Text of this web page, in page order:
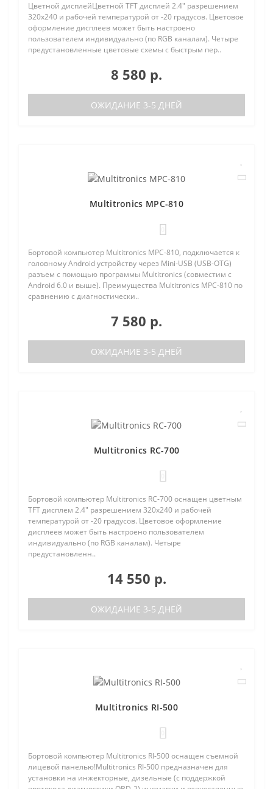
Цветной дисплейЦветной TFT дисплей 2.4" разрешением
320х240 и рабочей температурой от -20 градусов. Цветовое
оформление дисплеев может быть настроено
пользователем индивидуально (по RGB каналам). Четыре
предустановленные цветовые схемы с быстрым пер..
8 580 р.
ОЖИДАНИЕ 3-5 ДНЕЙ
Multitronics MPC-810
Бортовой компьютер Multitronics MPC-810, подключается к
головному Android устройству через Mini-USB (USB-OTG)
разъем с помощью программы Multitronics (совместим с
Android 6.0 и выше). Преимущества Multitronics MPC-810 по
сравнению с диагностически..
7 580 р.
ОЖИДАНИЕ 3-5 ДНЕЙ
Multitronics RC-700
Бортовой компьютер Multitronics RC-700 оснащен цветным
TFT дисплем 2.4" разрешением 320х240 и рабочей
температурой от -20 градусов. Цветовое оформление
дисплеев может быть настроено пользователем
индивидуально (по RGB каналам). Четыре
предустановленн..
14 550 р.
ОЖИДАНИЕ 3-5 ДНЕЙ
Multitronics RI-500
Бортовой компьютер Multitronics RI-500 оснащен съемной
лицевой панелью!Multitronics RI-500 предназначен для
установки на инжекторные, дизельные (с поддержкой